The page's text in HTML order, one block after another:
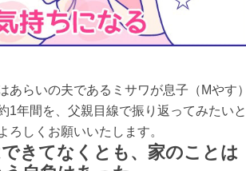
あらいの夫であるミサワが息子（Mやす
1年間を、父親目線で振り返ってみたいと
ろしくお願いいたします。
きてなくとも、家のことは